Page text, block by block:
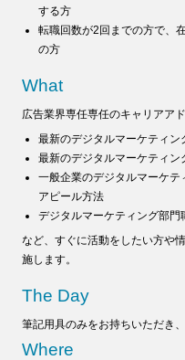
する方
転職回数が2回までの方で、
の方
What
広告業界専任専任のキャリアア
最新のデジタルマーケティン
最新のデジタルマーケティ
一般企業のデジタルマーケ
アピール方法
デジタルマーケティング部
など、すぐに活動をしたい方や
施します。
The Day
筆記用具のみをお持ちいただき
Where